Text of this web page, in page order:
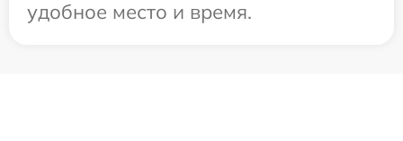
удобное место и время.